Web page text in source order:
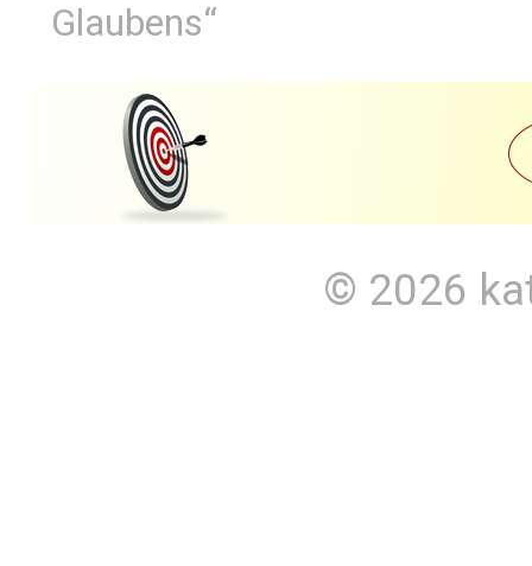
Glaubens“
© 2026